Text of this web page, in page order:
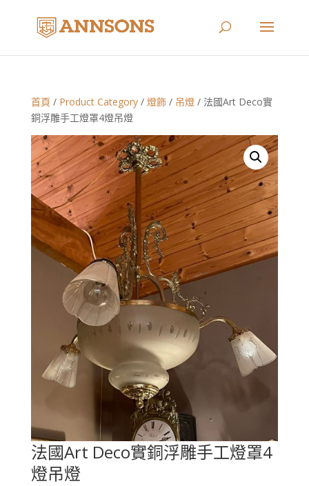
首頁 / Product Category/ 燈飾/ 吊燈/ 法國Art Deco實
銅浮雕手工燈罩4燈吊燈
法國Art Deco實銅浮雕手工燈罩4
燈吊燈